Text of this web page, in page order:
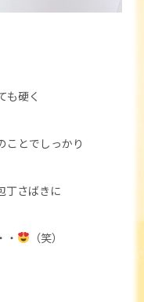
も硬く
ことでしっかり
丁さばきに
・ （笑）